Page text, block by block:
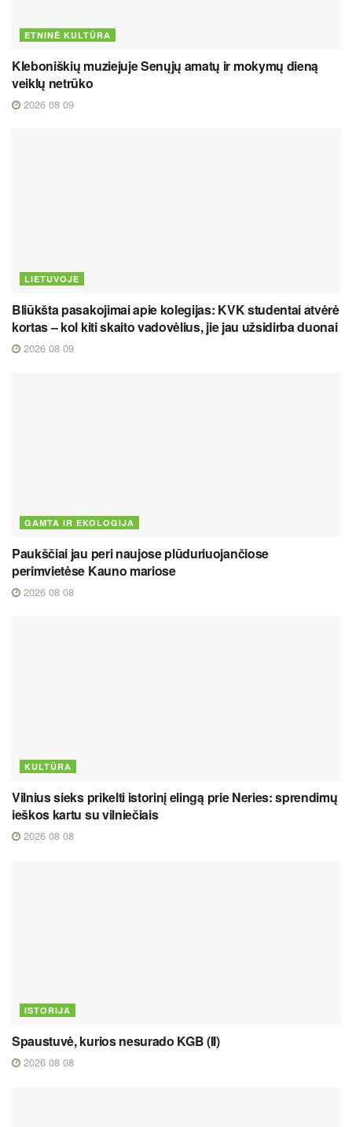
ETNINĖ KULTŪRA
Kleboniškių muziejuje Senųjų amatų ir mokymų dieną
veiklų netrūko
2026 08 09
LIETUVOJE
Bliūkšta pasakojimai apie kolegijas: KVK studentai atvėrė
kortas – kol kiti skaito vadovėlius, jie jau užsidirba duonai
2026 08 09
GAMTA IR EKOLOGIJA
Paukščiai jau peri naujose plūduriuojančiose
perimvietėse Kauno mariose
2026 08 08
KULTŪRA
Vilnius sieks prikelti istorinį elingą prie Neries: sprendimų
ieškos kartu su vilniečiais
2026 08 08
ISTORIJA
Spaustuvė, kurios nesurado KGB (II)
2026 08 08